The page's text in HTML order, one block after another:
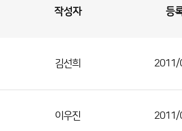
작성자 등
김선희 2011/
이우진 2011/